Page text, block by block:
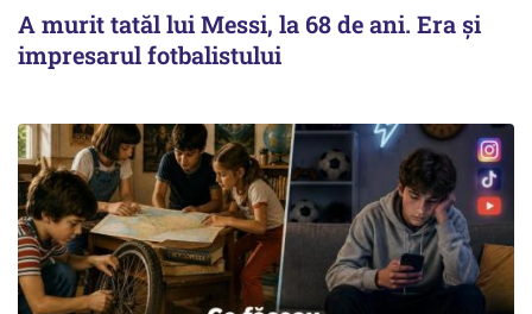
A murit tatăl lui Messi, la 68 de ani. Era și
impresarul fotbalistului